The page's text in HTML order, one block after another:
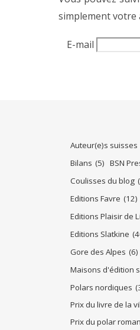
simplement votre
E-mail
Auteur(e)s suisses
Bilans (5) BSN
Coulisses du blog
Editions Favre (12)
Editions Plaisir de
Editions Slatkine
Gore des Alpes (6)
Maisons d'édition
Polars nordiques
Prix du livre de la
Prix du polar